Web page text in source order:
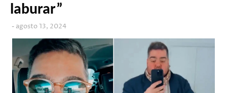
laburar”
agosto 13, 2024